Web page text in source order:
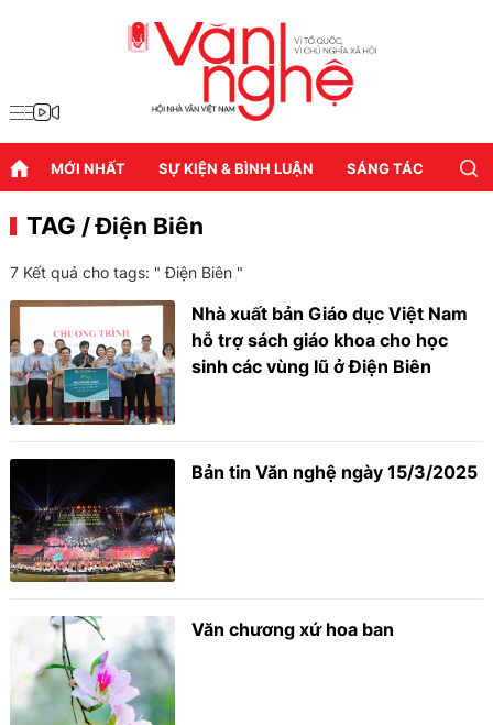
MỚI NHẤT SỰ KIỆN & BÌNH LUẬN SÁNG TÁC
TAG / Điện Biên
7 Kết quả cho tags: "Điện Biên "
Nhà xuất bản Giáo dục Việt Nam
hỗ trợ sách giáo khoa cho học
sinh các vùng lũ ở Điện Biên
Bản tin Văn nghệ ngày 15/3/2025
Văn chương xứ hoa ban